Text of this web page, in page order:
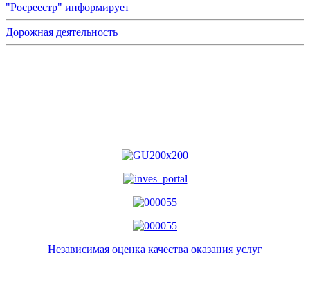
"Росреестр" информирует
Дорожная деятельность
Независимая оценка качества оказания услуг